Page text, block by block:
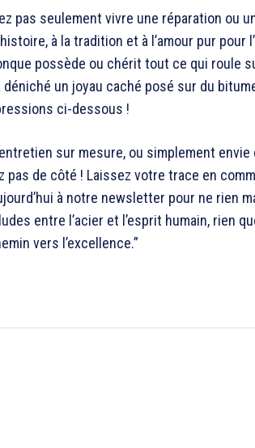
pas seulement vivre une réparation ou
à la tradition et à l’amour pur pour
possède ou chérit tout ce qui roule
un joyau caché posé sur du
ci-dessous !
sur mesure, ou simplement envie
pas de côté ! Laissez votre trace en
à notre newsletter pour ne rien
entre l’acier et l’esprit humain, rien
vers l’excellence.”